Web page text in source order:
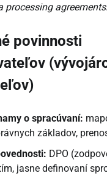
processing agreements.
povinnosti
o spracúvaní:
základov,
DPO
jasne definovaní